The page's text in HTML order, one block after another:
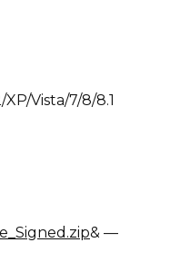
Vista/7/8/8.1
& —